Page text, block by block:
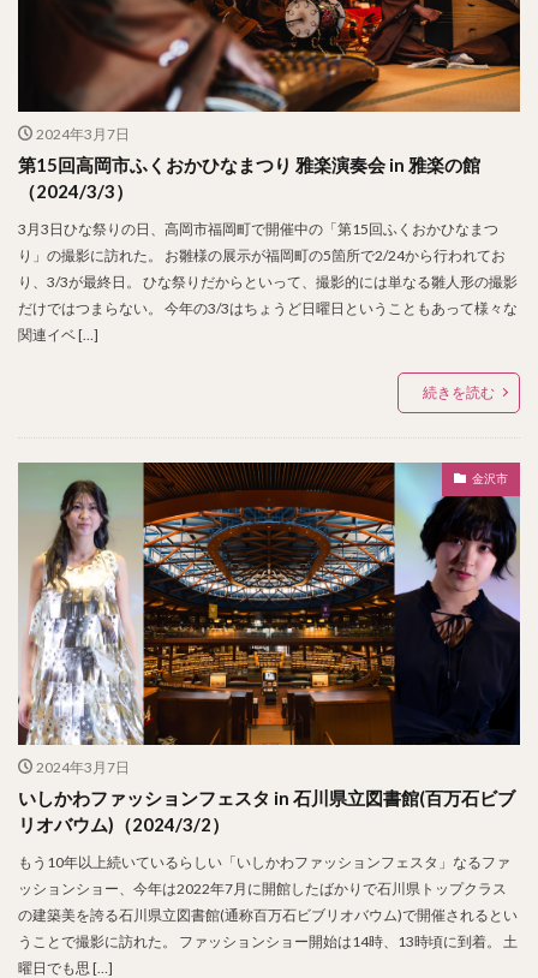
2024年3月7日
第15回高岡市ふくおかひなまつり 雅楽演奏会 in 雅楽の館
（2024/3/3）
3月3日ひな祭りの日、高岡市福岡町で開催中の「第15回ふくおかひなまつ
り」の撮影に訪れた。 お雛様の展示が福岡町の5箇所で2/24から行われてお
り、3/3が最終日。 ひな祭りだからといって、撮影的には単なる雛人形の撮影
だけではつまらない。 今年の3/3はちょうど日曜日ということもあって様々な
関連イベ […]
続きを読む
金沢市
2024年3月7日
いしかわファッションフェスタ in 石川県立図書館(百万石ビブ
リオバウム)（2024/3/2）
もう10年以上続いているらしい「いしかわファッションフェスタ」なるファ
ッションショー、今年は2022年7月に開館したばかりで石川県トップクラス
の建築美を誇る石川県立図書館(通称百万石ビブリオバウム)で開催されるとい
うことで撮影に訪れた。 ファッションショー開始は14時、13時頃に到着。 土
曜日でも思 […]